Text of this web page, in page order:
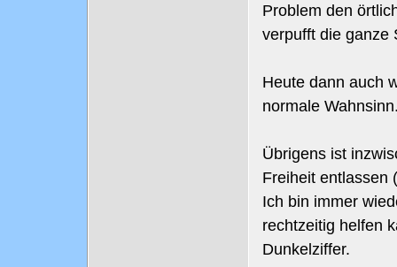
Problem den
verpufft die ganze
Heute dann auch
normale
Übrigens ist
Freiheit entlassen
Ich bin immer
rechtzeitig helfen
Dunkelziffer.